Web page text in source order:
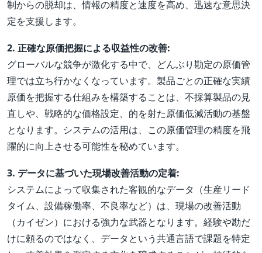
制からの脱却は、情報の精度と速度を高め、迅速な意思決
定を支援します。
2. 正確な原価把握による収益性の改善:
グローバルな競争が激化する中で、どんぶり勘定の原価管
理では立ち行かなくなっています。製品ごとの正確な実績
原価を把握する仕組みを構築することは、不採算製品の見
直しや、戦略的な価格設定、的を射た原価低減活動の基盤
となります。システムの活用は、この原価管理の精度を飛
躍的に向上させる可能性を秘めています。
3. データに基づいた現場改善活動の定着:
システムによって収集された客観的なデータ（生産リード
タイム、設備稼働率、不良率など）は、現場の改善活動
（カイゼン）における強力な武器となります。経験や勘だ
けに頼るのではなく、データという共通言語で課題を特定